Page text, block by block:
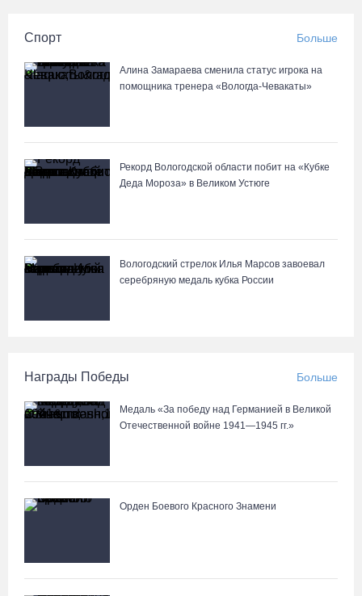
Спорт Больше
Алина Замараева сменила статус игрока на
помощника тренера «Вологда-Чевакаты»
Рекорд Вологодской области побит на «Кубке
Деда Мороза» в Великом Устюге
Вологодский стрелок Илья Марсов завоевал
серебряную медаль кубка России
Награды Победы Больше
Медаль «За победу над Германией в Великой
Отечественной войне 1941—1945 гг.»
Орден Боевого Красного Знамени